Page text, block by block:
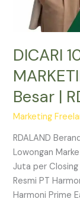
DICARI
Besar |
Marketing
RDALAND
Lowongan
Juta per Closing
Resmi PT
Harmoni Prime